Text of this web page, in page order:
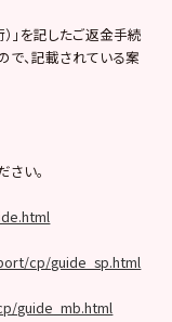
」を記したご返金手続
で、記載されている案
い。
cp/guide_sp.html
guide_mb.html